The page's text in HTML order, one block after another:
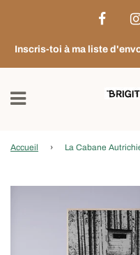
Inscris-toi à ma liste
Accueil › La Cabane